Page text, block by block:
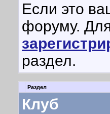
Если это
форуму.
раздел.
Раздел
Клуб